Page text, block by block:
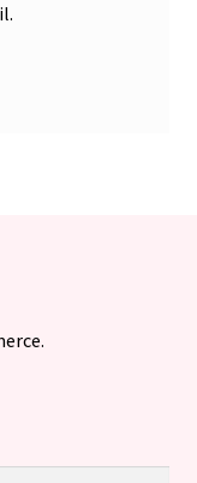
.